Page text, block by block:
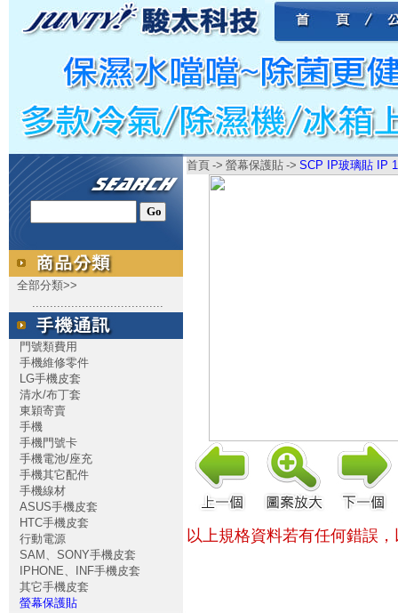
全部分類>>
.....................................
門號類費用
手機維修零件
LG手機皮套
清水/布丁套
東穎寄賣
手機
手機門號卡
手機電池/座充
手機其它配件
手機線材
ASUS手機皮套
HTC手機皮套
行動電源
SAM、SONY手機皮套
IPHONE、INF手機皮套
其它手機皮套
螢幕保護貼
首頁 -> 螢幕保護貼 -> SCP IP玻璃貼 IP
以上規格資料若有任何錯誤